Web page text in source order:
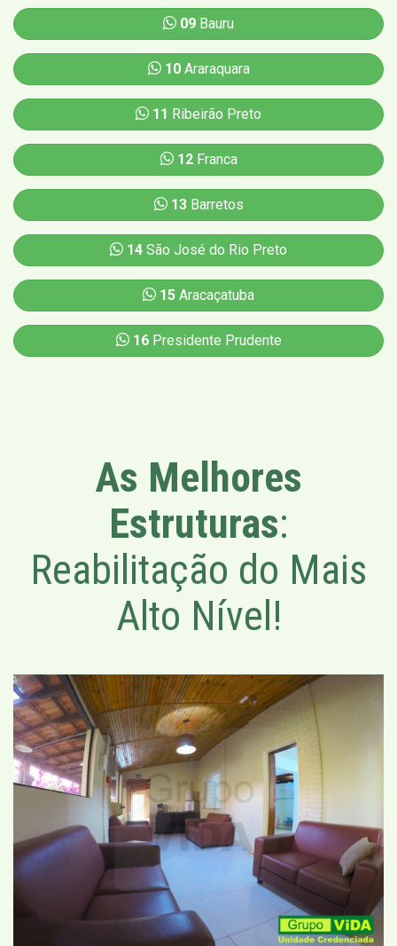
09 Bauru
10Araraquara
11 Ribeirão Preto
12Franca
13Barretos
14 São José do Rio Preto
15 Aracaçatuba
16Presidente Prudente
As Melhores
Estruturas:
Reabilitação do Mais
Alto Nível!